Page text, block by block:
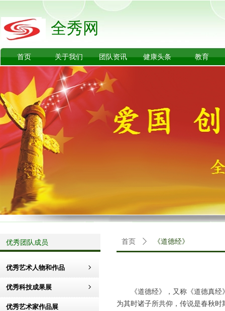
全秀网
首页 关于我们 团队资讯 健康头条 教育
优秀团队成员
ꁇ
优秀艺术人物和作品
ꁇ
优秀科技成果展
优秀艺术家作品展
首页 ꄲ 《道德经》
《道德经》，又称《道德真
为其时诸子所共仰，传说是春秋